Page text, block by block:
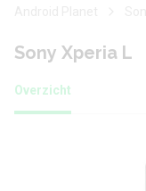
Sony Xperia L
Overzicht